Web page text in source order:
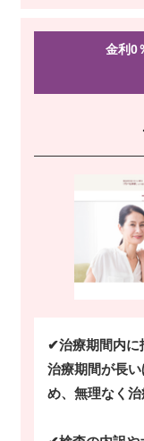
金利0
✔治療期間内に
治療期間が長
め、無理なく